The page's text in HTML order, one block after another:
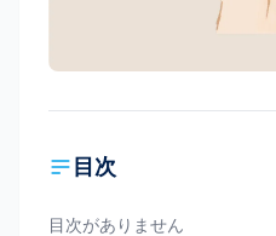
目次
目次がありません